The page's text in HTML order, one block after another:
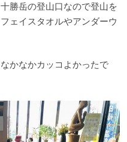
勝岳の登山口なので登山を
ェイスタオルやアンダーウ
かなかカッコよかったで